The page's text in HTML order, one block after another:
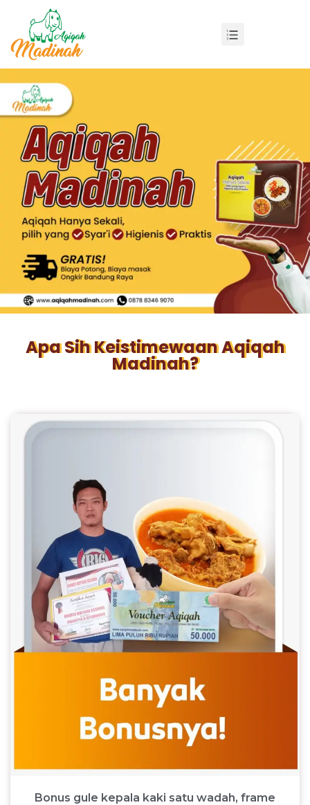
Apa Sih Keistimewaan Aqiqah
Madinah?
Bonus gule kepala kaki satu wadah, frame